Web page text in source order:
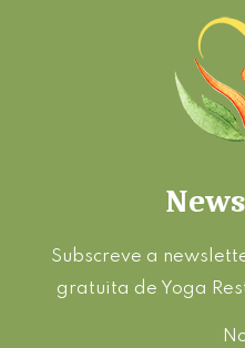
Subscreve a
gratuita de Yoga